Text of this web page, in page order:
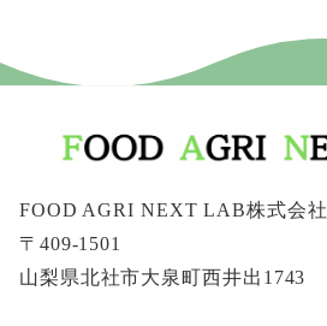
FOOD AGRI NEXT LAB株式会社
〒409-1501
山梨県北社市大泉町西井出1743